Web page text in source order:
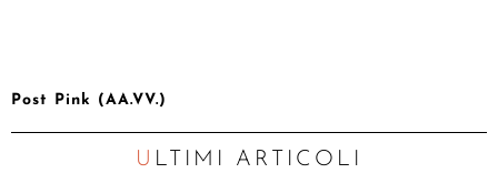
Post Pink (AA.VV.)
ULTIMI ARTICOLI